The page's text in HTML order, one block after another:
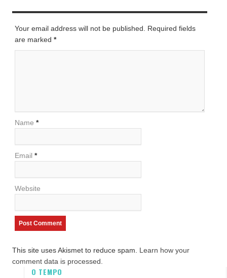
Your email address will not be published. Required fields
are marked *
Name *
Email *
Website
This site uses Akismet to reduce spam. Learn how your
comment data is processed.
O TEMPO